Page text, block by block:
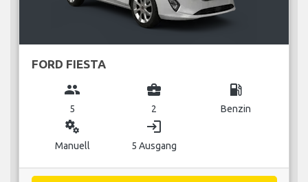
FORD FIESTA
group
5
business_center
2
local_gas_station
Benzin
miscellaneous_services
Manuell
login
5 Ausgang